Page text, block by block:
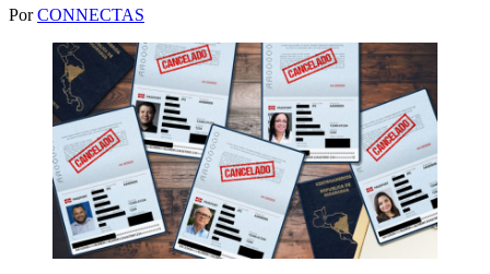
PorCONNECTAS